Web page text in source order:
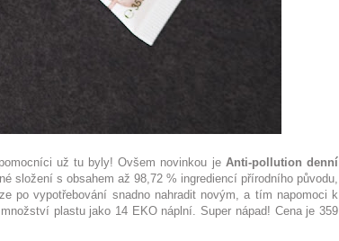
už tu byly! Ovšem novinkou je Anti-pollution denní
složení s obsahem až 98,72 % ingrediencí přírodního původu,
po vypotřebování snadno nahradit novým, a tím napomoci k
plastu jako 14 EKO náplní. Super nápad! Cena je 359